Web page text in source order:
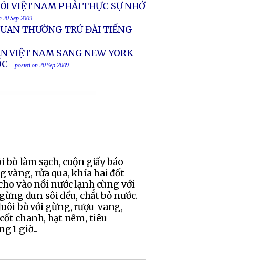
VIỆT NAM PHẢI THỰC SỰ NHỚ
20 Sep 2009
THƯỜNG TRÚ ĐÀI TIẾNG
VIỆT NAM SANG NEW YORK
-- posted on 20 Sep 2009
bò làm sạch, cuộn giấy báo
vàng, rửa qua, khía hai đốt
vào nồi nước lạnh cùng với
đun sôi đều, chắt bỏ nước.
bò với gừng, rượu vang,
chanh, hạt nêm, tiêu
1 giờ...